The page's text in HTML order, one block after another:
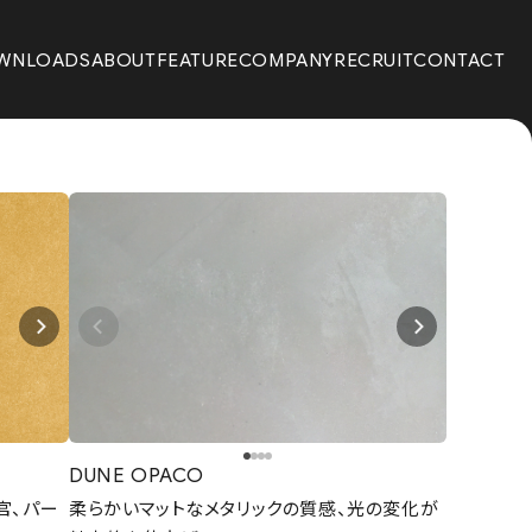
ABOUTFEATURECOMPANYRECRUITCONTACT
、パー
DUNE OPACO
柔らかいマットなメタリックの質感、光の変化が